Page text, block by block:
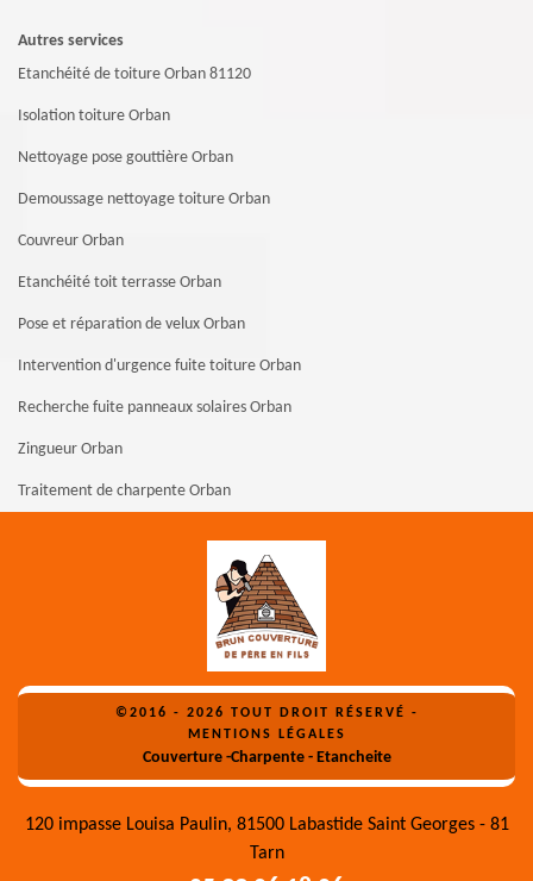
Autres services
Etanchéité de toiture Orban 81120
Isolation toiture Orban
Nettoyage pose gouttière Orban
Demoussage nettoyage toiture Orban
Couvreur Orban
Etanchéité toit terrasse Orban
Pose et réparation de velux Orban
Intervention d'urgence fuite toiture Orban
Recherche fuite panneaux solaires Orban
Zingueur Orban
Traitement de charpente Orban
©2016 - 2026 TOUT DROIT RÉSERVÉ -
MENTIONS LÉGALES
Couverture -Charpente - Etancheite
120 impasse Louisa Paulin, 81500 Labastide Saint Georges - 81
Tarn